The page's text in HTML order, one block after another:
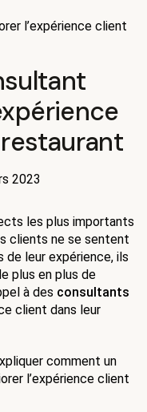
l’expérience client
2023
les plus importants
clients ne se sentent
de leur expérience, ils
plus en plus de
à des consultants
client dans leur
comment un
l’expérience client